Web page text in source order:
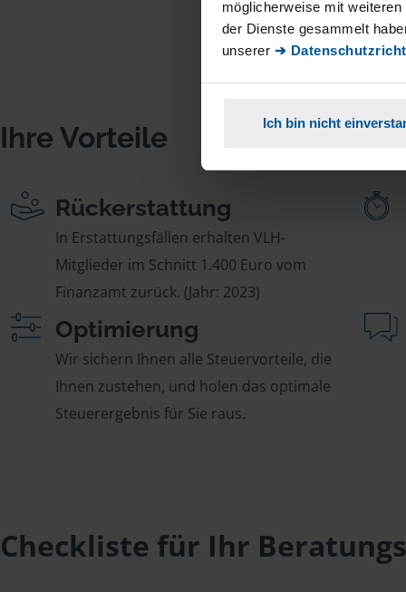
möglicherweise mit
der Dienste gesammelt
unserer ➔
Ich bin nicht
Ihre Vorteile
Rückerstattung
In Erstattungsfällen erhalten VLH-
Mitglieder im Schnitt 1.400 Euro vom
Finanzamt zurück. (Jahr: 2023)
Optimierung
Wir sichern Ihnen alle Steuervorteile, die
Ihnen zustehen, und holen das optimale
Steuerergebnis für Sie raus.
Checkliste für Ihr